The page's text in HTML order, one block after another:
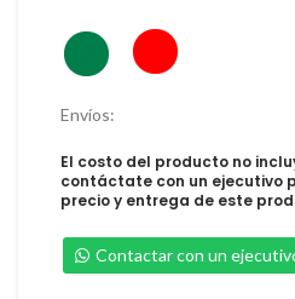
Envíos:
El costo del producto no
contáctate con un ejecutivo
precio y entrega de este
Contactar con un